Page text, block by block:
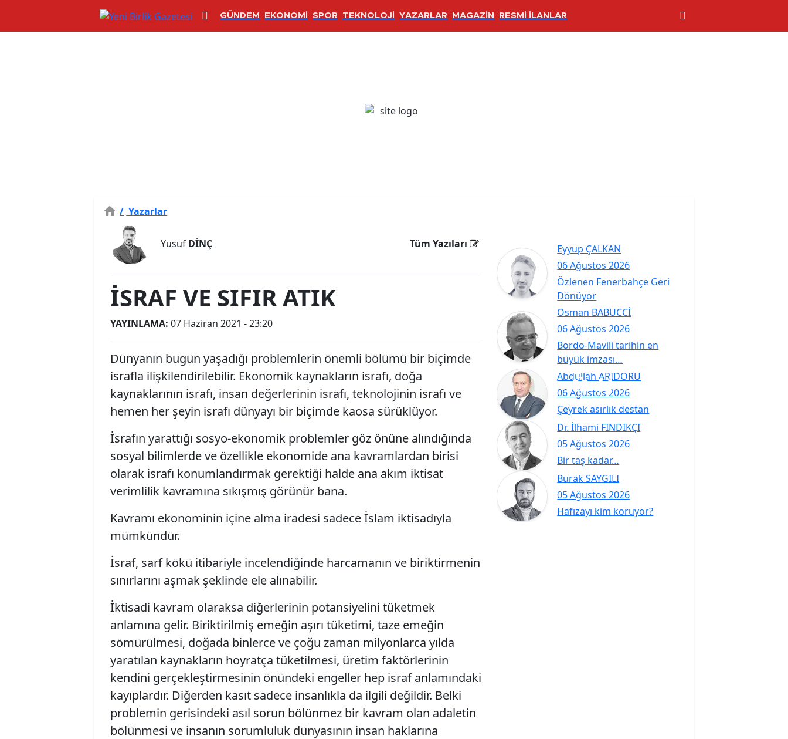
GÜNDEM EKONOMİ SPOR TEKNOLOJİ YAZARLAR MAGAZİN RESMİ İLANLAR
/ Yazarlar
Yusuf DİNÇ Tüm Yazıları
İSRAF VE SIFIR ATIK
YAYINLAMA: 07 Haziran 2021 - 23:20
Dünyanın bugün yaşadığı problemlerin önemli bölümü bir biçimde
israfla ilişkilendirilebilir. Ekonomik kaynakların israfı, doğa
kaynaklarının israfı, insan değerlerinin israfı, teknolojinin israfı ve
hemen her şeyin israfı dünyayı bir biçimde kaosa sürüklüyor.
İsrafın yarattığı sosyo-ekonomik problemler göz önüne alındığında
sosyal bilimlerde ve özellikle ekonomide ana kavramlardan birisi
olarak israfı konumlandırmak gerektiği halde ana akım iktisat
verimlilik kavramına sıkışmış görünür bana.
Kavramı ekonominin içine alma iradesi sadece İslam iktisadıyla
mümkündür.
İsraf, sarf kökü itibariyle incelendiğinde harcamanın ve biriktirmenin
sınırlarını aşmak şeklinde ele alınabilir.
İktisadi kavram olaraksa diğerlerinin potansiyelini tüketmek
anlamına gelir. Biriktirilmiş emeğin aşırı tüketimi, taze emeğin
sömürülmesi, doğada binlerce ve çoğu zaman milyonlarca yılda
yaratılan kaynakların hoyratça tüketilmesi, üretim faktörlerinin
kendini gerçekleştirmesinin önündeki engeller hep israf anlamındaki
kayıplardır. Diğerden kasıt sadece insanlıkla da ilgili değildir. Belki
problemin gerisindeki asıl sorun bölünmez bir kavram olan adaletin
bölünmesi ve insanın sorumluluk dünyasının insan haklarına
Eyyup ÇALKAN
06 Ağustos 2026
Özlenen Fenerbahçe Geri
Dönüyor
Osman BABUCCİ
06 Ağustos 2026
Bordo-Mavili tarihin en
büyük imzası…
Abdullah ARIDORU
06 Ağustos 2026
Çeyrek asırlık destan
Dr. İlhami FINDIKÇI
05 Ağustos 2026
Bir taş kadar…
Burak SAYGILI
05 Ağustos 2026
Hafızayı kim koruyor?